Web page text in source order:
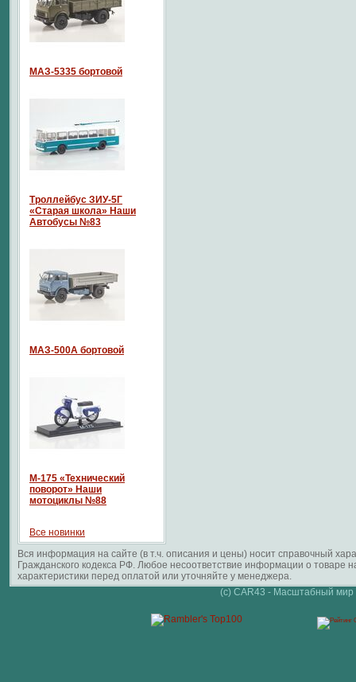
МАЗ-5335 бортовой
Троллейбус ЗИУ-5Г
«Старая школа» Наши
Автобусы №83
МАЗ-500А бортовой
М-175 «Технический
поворот» Наши
мотоциклы №88
Все новинки
Вся информация на сайте (в т.ч. описания и цены) носит справочный
Гражданского кодекса РФ. Любое несоответствие информации о
характеристики перед оплатой или уточняйте у менеджера.
(c) CAR43 - Масштабный мир